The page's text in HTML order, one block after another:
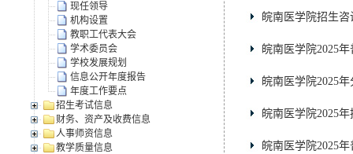
现任领导
机构设置
教职工代表大会
学术委员会
学校发展规划
信息公开年度报告
年度工作要点
招生考试信息
财务、资产及收费信息
人事师资信息
教学质量信息
皖南医学院招生咨
皖南医学院2025
皖南医学院2025
皖南医学院2025
皖南医学院2025